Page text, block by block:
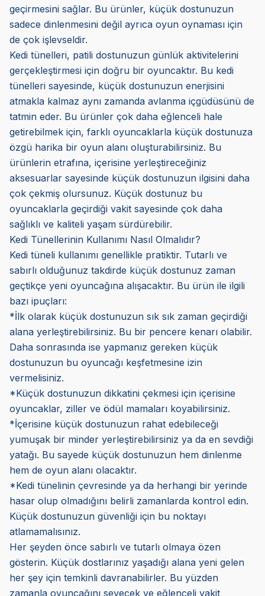
geçirmesini sağlar. Bu ürünler, küçük dostunuzun
sadece dinlenmesini değil ayrıca oyun oynaması için
de çok işlevseldir.
Kedi tünelleri, patili dostunuzun günlük aktivitelerini
gerçekleştirmesi için doğru bir oyuncaktır. Bu kedi
tünelleri sayesinde, küçük dostunuzun enerjisini
atmakla kalmaz aynı zamanda avlanma içgüdüsünü de
tatmin eder. Bu ürünler çok daha eğlenceli hale
getirebilmek için, farklı oyuncaklarla küçük dostunuza
özgü harika bir oyun alanı oluşturabilirsiniz. Bu
ürünlerin etrafına, içerisine yerleştireceğiniz
aksesuarlar sayesinde küçük dostunuzun ilgisini daha
çok çekmiş olursunuz. Küçük dostunuz bu
oyuncaklarla geçirdiği vakit sayesinde çok daha
sağlıklı ve kaliteli yaşam sürdürebilir.
Kedi Tünellerinin Kullanımı Nasıl Olmalıdır?
Kedi tüneli kullanımı genellikle pratiktir. Tutarlı ve
sabırlı olduğunuz takdirde küçük dostunuz zaman
geçtikçe yeni oyuncağına alışacaktır. Bu ürün ile ilgili
bazı ipuçları:
*İlk olarak küçük dostunuzun sık sık zaman geçirdiği
alana yerleştirebilirsiniz. Bu bir pencere kenarı olabilir.
Daha sonrasında ise yapmanız gereken küçük
dostunuzun bu oyuncağı keşfetmesine izin
vermelisiniz.
*Küçük dostunuzun dikkatini çekmesi için içerisine
oyuncaklar, ziller ve ödül mamaları koyabilirsiniz.
*İçerisine küçük dostunuzun rahat edebileceği
yumuşak bir minder yerleştirebilirsiniz ya da en sevdiği
yatağı. Bu sayede küçük dostunuzun hem dinlenme
hem de oyun alanı olacaktır.
*Kedi tünelinin çevresinde ya da herhangi bir yerinde
hasar olup olmadığını belirli zamanlarda kontrol edin.
Küçük dostunuzun güvenliği için bu noktayı
atlamamalısınız.
Her şeyden önce sabırlı ve tutarlı olmaya özen
gösterin. Küçük dostlarınız yaşadığı alana yeni gelen
her şey için temkinli davranabilirler. Bu yüzden
zamanla oyuncağını sevecek ve eğlenceli vakit